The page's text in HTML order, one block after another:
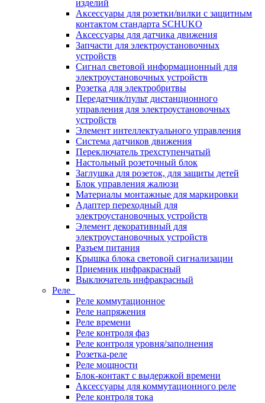
изделий
Аксессуары для розетки/вилки с защитным
контактом стандарта SCHUKO
Аксессуары для датчика движения
Запчасти для электроустановочных
устройств
Сигнал световой информационный для
электроустановочных устройств
Розетка для электробритвы
Передатчик/пульт дистанционного
управления для электроустановочных
устройств
Элемент интеллектуального управления
Система датчиков движения
Переключатель трехступенчатый
Настольный розеточный блок
Заглушка для розеток, для защиты детей
Блок управления жалюзи
Материалы монтажные для маркировки
Адаптер переходный для
электроустановочных устройств
Элемент декоративный для
электроустановочных устройств
Разъем питания
Крышка блока световой сигнализации
Приемник инфракрасный
Выключатель инфракрасный
Реле
Реле коммутационное
Реле напряжения
Реле времени
Реле контроля фаз
Реле контроля уровня/заполнения
Розетка-реле
Реле мощности
Блок-контакт с выдержкой времени
Аксессуары для коммутационного реле
Реле контроля тока